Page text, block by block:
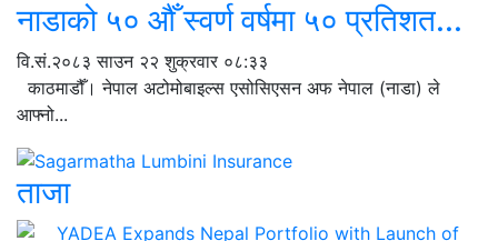
नाडाको ५० औँ स्वर्ण वर्षमा ५० प्रतिशत...
वि.सं.२०८३ साउन २२ शुक्रवार ०८:३३
काठमाडौँ। नेपाल अटोमोबाइल्स एसोसिएसन अफ नेपाल (नाडा) ले
आफ्नो...
ताजा